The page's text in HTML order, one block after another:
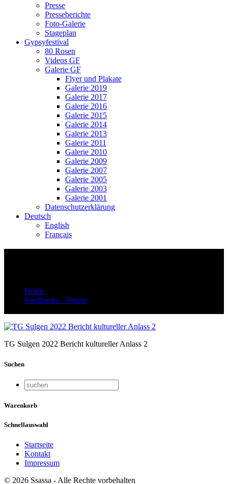
Presse
Presseberichte
Foto-Galerie
Stageplan
Gypsyfestival
80 Rosen
Videos GF
Galerie GF
Flyer und Plakate
Galerie 2019
Galerie 2017
Galerie 2016
Galerie 2015
Galerie 2014
Galerie 2013
Galerie 2011
Galerie 2010
Galerie 2009
Galerie 2007
Galerie 2005
Galerie 2003
Galerie 2001
Datenschutzerklärung
Deutsch
English
Français
Home
Feedbacks – Presse
TG Sulgen 2022 Bericht kultureller Anlass 2
Suchen
Warenkorb
Schnellauswahl
Startseite
Kontakt
Impressum
© 2026 Ssassa - Alle Rechte vorbehalten